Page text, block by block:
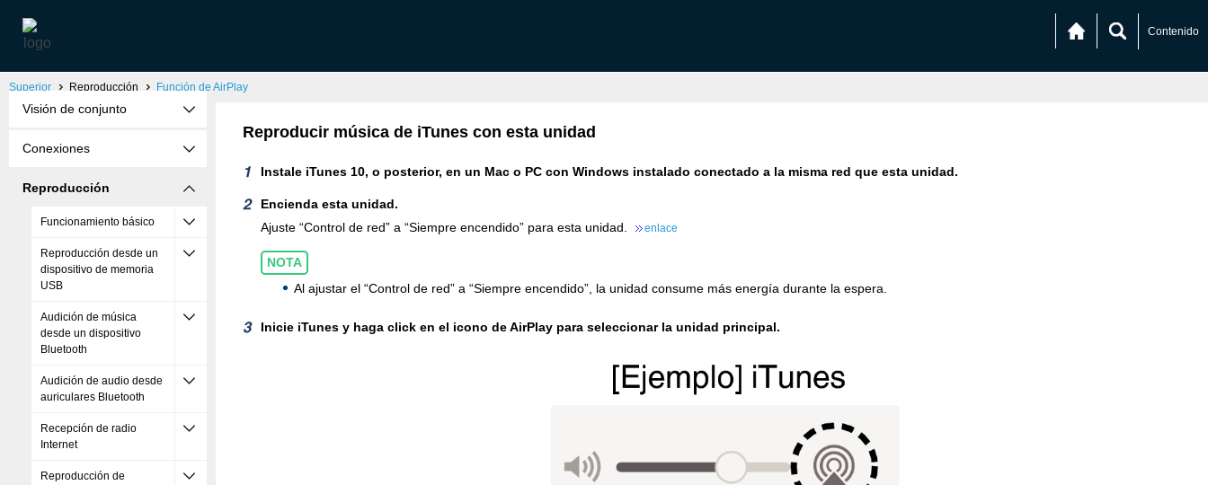
Contenido
Superior Reproducción Función de AirPlay
Visión de conjunto
Conexiones
Reproducción
Funcionamiento básico
Reproducción desde un
dispositivo de memoria
USB
Audición de música
desde un dispositivo
Bluetooth
Audición de audio desde
auriculares Bluetooth
Recepción de radio
Internet
Reproducción de
Reproducir música de iTunes con esta unidad
Instale iTunes 10, o posterior, en un Mac o PC con Windows instalado conectado a la misma red que esta unidad.
Encienda esta unidad.
Ajuste “Control de red” a “Siempre encendido” para esta unidad.
enlace
NOTA
Al ajustar el “Control de red” a “Siempre encendido”, la unidad consume más energía durante la espera.
Inicie iTunes y haga click en el icono de AirPlay para seleccionar la unidad principal.